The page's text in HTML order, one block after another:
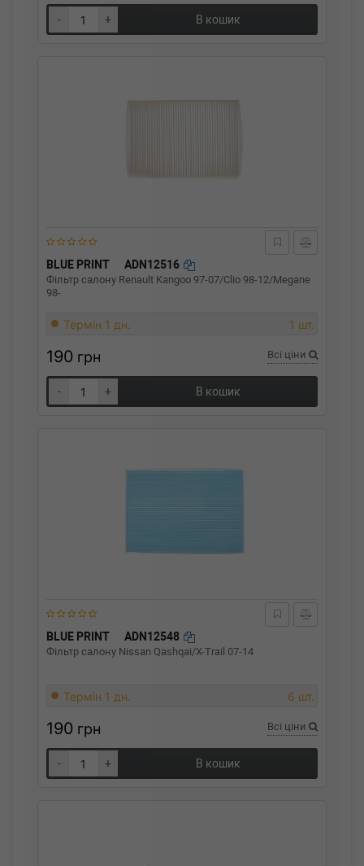
- + В кошик
BLUE PRINT ADN12516
Фільтр салону Renault Kangoo 97-07/Clio 98-12/Megane
98-
Термін 1 дн. 1 шт.
190 грн Всі ціни
- + В кошик
BLUE PRINT ADN12548
Фільтр салону Nissan Qashqai/X-Trail 07-14
Термін 1 дн. 6 шт.
190 грн Всі ціни
- + В кошик